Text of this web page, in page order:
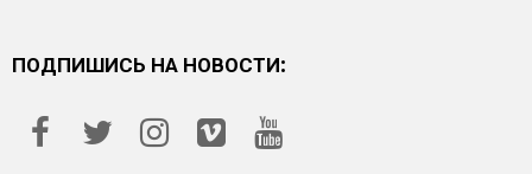
ПОДПИШИСЬ НА НОВОСТИ: